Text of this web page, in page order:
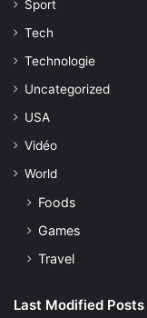
Sport
Tech
Technologie
Uncategorized
USA
Vidéo
World
Foods
Games
Travel
Last Modified Posts